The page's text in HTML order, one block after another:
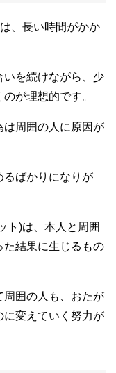
、長い時間がかか
いを続けながら、少
が理想的です。
は周囲の人に原因が
るばかりになりが
ト)は、本人と周囲
た結果に生じるもの
周囲の人も、おたが
に変えていく努力が